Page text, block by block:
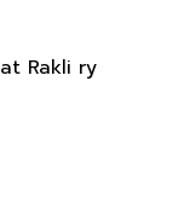
Rakli ry